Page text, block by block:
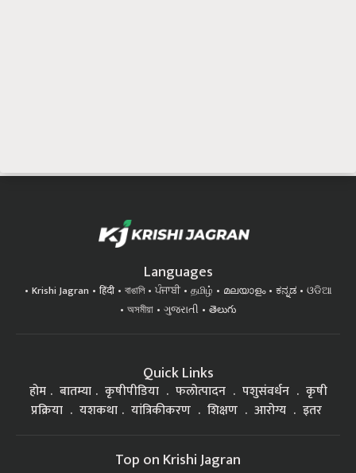
Languages
Krishi Jagran हिंदी বাঙালি ਪੰਜਾਬੀ தமிழ் മലയാളം ಕನ್ನಡ
ଓଡିଆ
অসমীয়া
ગુજરાતી తెలుగు
Quick Links
होम बातम्या कृषीपीडिया फलोत्पादन पशुसंवर्धन
कृषी
प्रक्रिया
यशकथा यांत्रिकीकरण शिक्षण आरोग्य इतर
Top on Krishi Jagran